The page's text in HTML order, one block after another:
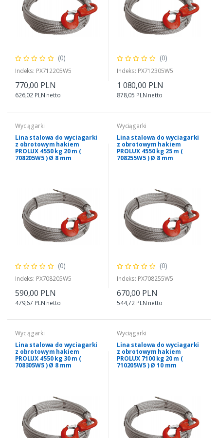
(0)
Indeks: PX712205W5
770,00 PLN
626,02 PLN netto
(0)
Indeks: PX712305W5
1 080,00 PLN
878,05 PLN netto
Wyciągarki
Lina stalowa do wyciagarki
z obrotowym hakiem
PROLUX 4550 kg 20 m (
708205W5 ) Ø 8 mm
(0)
Indeks: PX708205W5
590,00 PLN
479,67 PLN netto
Wyciągarki
Lina stalowa do wyciagarki
z obrotowym hakiem
PROLUX 4550 kg 25 m (
708255W5 ) Ø 8 mm
(0)
Indeks: PX708255W5
670,00 PLN
544,72 PLN netto
Wyciągarki
Lina stalowa do wyciagarki
z obrotowym hakiem
PROLUX 4550 kg 30 m (
708305W5 ) Ø 8 mm
Wyciągarki
Lina stalowa do wyciagarki
z obrotowym hakiem
PROLUX 7100 kg 20 m (
710205W5 ) Ø 10 mm